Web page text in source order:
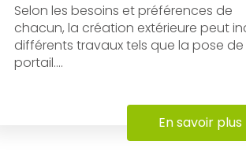
Selon les besoins et préférences de
chacun, la création extérieure peut
différents travaux tels que la pose de
portail....
En savoir plus